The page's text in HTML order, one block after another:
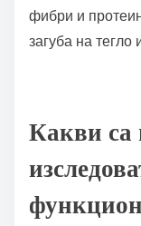
фибри и
загуба на